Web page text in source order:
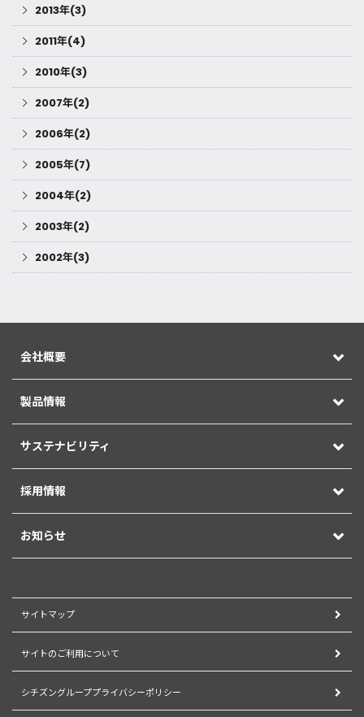
2013年(3)
2011年(4)
2010年(3)
2007年(2)
2006年(2)
2005年(7)
2004年(2)
2003年(2)
2002年(3)
会社概要
製品情報
サステナビリティ
採用情報
お知らせ
サイトマップ
サイトのご利用について
シチズングループプライバシーポリシー